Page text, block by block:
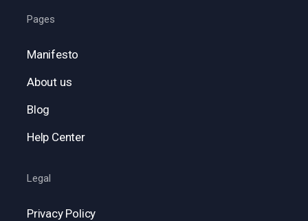
Pages
Manifesto
About us
Blog
Help Center
Legal
Privacy Policy